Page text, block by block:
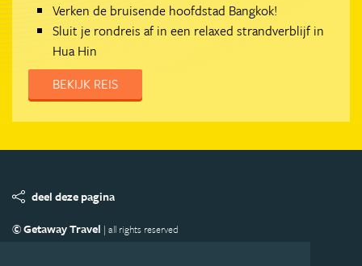
Verken de bruisende hoofdstad Bangkok!
Sluit je rondreis af in een relaxed strandverblijf in
Hua Hin
BEKIJK REIS
deel deze pagina
© Getaway Travel | all rights reserved